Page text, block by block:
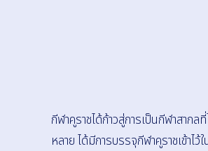
กีฬาคูราชได้ก้าวสู่การเป็นกีฬาสาก
หลาย ได้มีการบรรจุกีฬาคูราชเข้าไ